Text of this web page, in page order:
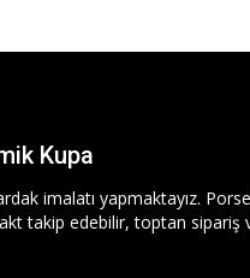
Kupa
imalatı yapmaktayız.
takip edebilir, toptan sipariş